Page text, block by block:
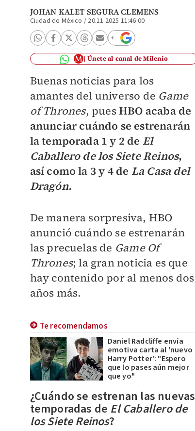
JOHAN KALET SEGURA CLEMENS
Ciudad de México / 20.11.2025 11:46:00
Únete al canal de Milenio
Buenas noticias para los
amantes del universo de Game
of Thrones, puesHBO acaba de
anunciar cuándo se estrenarán
la temporada 1 y 2 de El
Caballero de los Siete Reinos,
así como la 3 y 4 de La Casa del
Dragón.
De manera sorpresiva, HBO
anunció cuándo se estrenarán
las precuelas de Game Of
Thrones; la gran noticia es que
hay contenido por al menos dos
años más.
Te recomendamos
Daniel Radcliffe envía
emotiva carta al 'nuevo
Harry Potter': "Espero
que lo pases aún mejor
que yo"
¿Cuándo se estrenan las nuevas
temporadas de El Caballero de
los Siete Reinos?